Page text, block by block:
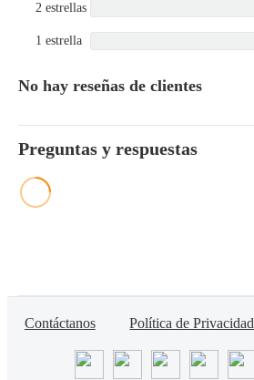
2 estrellas
1 estrella
No hay reseñas de clientes
Preguntas y respuestas
Contáctanos Política de Privacidad